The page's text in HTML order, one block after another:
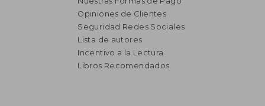
₡ 25.760
Opiniones de Clientes
Seguridad Redes Sociales
Lista de autores
Incentivo a la Lectura
Libros Recomendados